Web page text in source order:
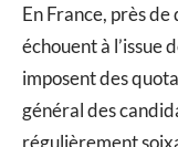
En France, près
échouent à l’issue
imposent des
général des
régulièrement